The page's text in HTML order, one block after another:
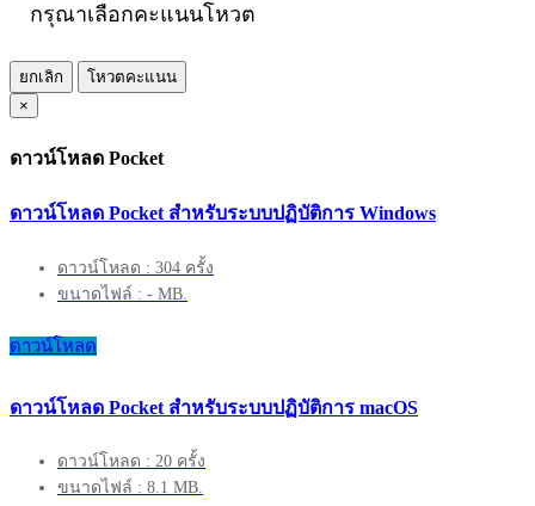
กรุณาเลือกคะแนนโหวต
ยกเลิก
โหวตคะแนน
×
ดาวน์โหลด Pocket
ดาวน์โหลด Pocket สำหรับระบบปฏิบัติการ Windows
ดาวน์โหลด : 304 ครั้ง
ขนาดไฟล์ : - MB.
ดาวน์โหลด
ดาวน์โหลด Pocket สำหรับระบบปฏิบัติการ macOS
ดาวน์โหลด : 20 ครั้ง
ขนาดไฟล์ : 8.1 MB.